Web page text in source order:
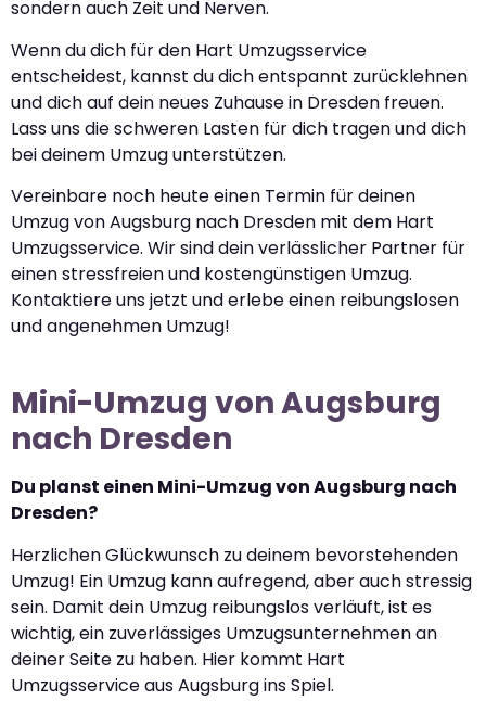
sondern auch Zeit und Nerven.
Wenn du dich für den Hart Umzugsservice
entscheidest, kannst du dich entspannt zurücklehnen
und dich auf dein neues Zuhause in Dresden freuen.
Lass uns die schweren Lasten für dich tragen und dich
bei deinem Umzug unterstützen.
Vereinbare noch heute einen Termin für deinen
Umzug von Augsburg nach Dresden mit dem Hart
Umzugsservice. Wir sind dein verlässlicher Partner für
einen stressfreien und kostengünstigen Umzug.
Kontaktiere uns jetzt und erlebe einen reibungslosen
und angenehmen Umzug!
Mini-Umzug von Augsburg
nach Dresden
Du planst einen Mini-Umzug von Augsburg nach
Dresden?
Herzlichen Glückwunsch zu deinem bevorstehenden
Umzug! Ein Umzug kann aufregend, aber auch stressig
sein. Damit dein Umzug reibungslos verläuft, ist es
wichtig, ein zuverlässiges Umzugsunternehmen an
deiner Seite zu haben. Hier kommt Hart
Umzugsservice aus Augsburg ins Spiel.